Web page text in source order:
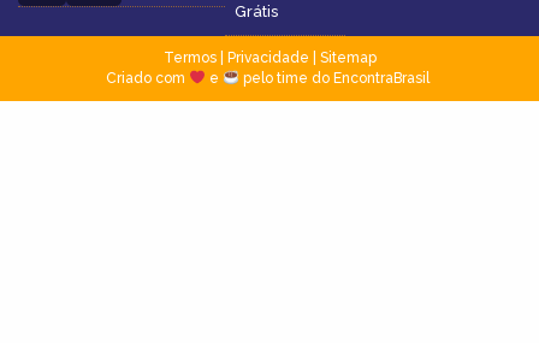
Grátis
Termos| Privacidade
Sitemap
Criado com
e pelo time do EncontraBrasil